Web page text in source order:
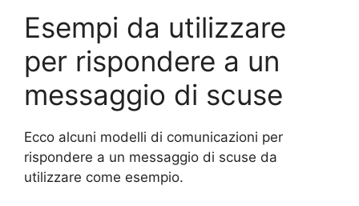
Esempi da utilizzare
per rispondere a un
messaggio di scuse
Ecco alcuni modelli di comunicazioni per
rispondere a un messaggio di scuse da
utilizzare come esempio.